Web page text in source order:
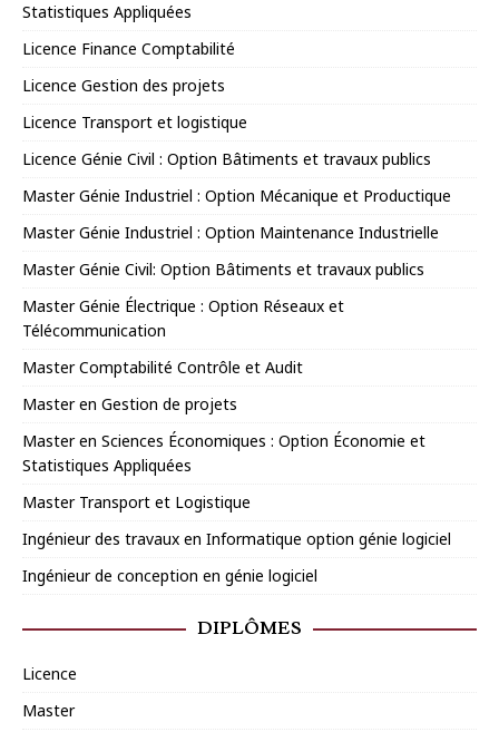
Statistiques Appliquées
Licence Finance Comptabilité
Licence Gestion des projets
Licence Transport et logistique
Licence Génie Civil : Option Bâtiments et travaux publics
Master Génie Industriel : Option Mécanique et Productique
Master Génie Industriel : Option Maintenance Industrielle
Master Génie Civil: Option Bâtiments et travaux publics
Master Génie Électrique : Option Réseaux et
Télécommunication
Master Comptabilité Contrôle et Audit
Master en Gestion de projets
Master en Sciences Économiques : Option Économie et
Statistiques Appliquées
Master Transport et Logistique
Ingénieur des travaux en Informatique option génie logiciel
Ingénieur de conception en génie logiciel
DIPLÔMES
Licence
Master